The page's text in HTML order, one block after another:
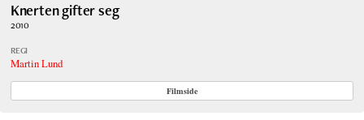
Knerten gifter seg
2010
REGI
Martin Lund
Filmside